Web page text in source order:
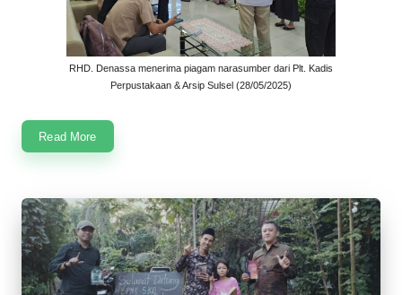
RHD. Denassa menerima piagam narasumber dari Plt. Kadis
Perpustakaan & Arsip Sulsel (28/05/2025)
Read More